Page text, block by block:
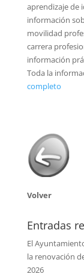
aprendizaje de
información
movilidad
carrera
información
Toda la
completo
Volver
Entradas
El
la renovación
2026